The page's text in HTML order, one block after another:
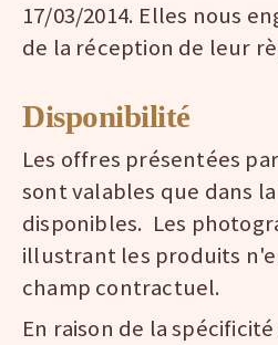
17/03/2014. Elles nous
de la réception de leur
Disponibilité
Les offres présentées
sont valables que dans
disponibles. Les
illustrant les produits
champ contractuel.
En raison de la